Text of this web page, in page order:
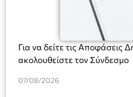
Για να δείτε τις Αποφάσεις
ακολουθείστε τον Σύνδεσμο
07/08/2026